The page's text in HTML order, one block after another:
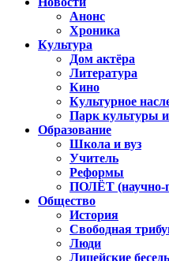
Анонс
Хроника
Культура
Дом актёра
Литература
Кино
Культурное
Парк культуры
Образование
Школа и вуз
Учитель
Реформы
ПОЛЁТ (научно-
Общество
История
Свободная
Люди
Лицейские